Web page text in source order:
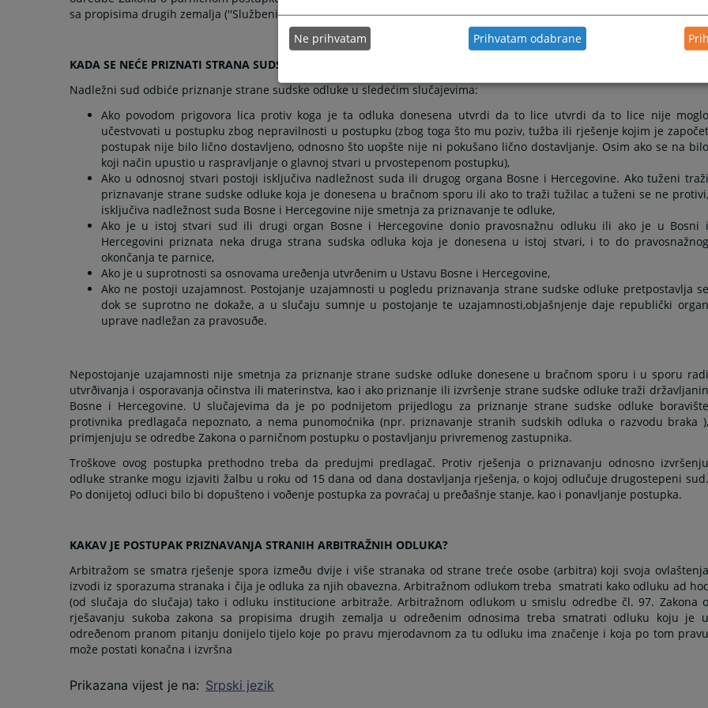
sa propisima drugih zemalja (''Službeni list SFRJ'' broj 43/82, 72/82)
KADA SE NEĆE PRIZNATI STRANA SUDSKA ODLUKA?
Nadležni sud odbiće priznanje strane sudske odluke u sledećim slučajevima:
Ako povodom prigovora lica protiv koga je ta odluka donesena utvrdi da to lice utvrdi da to lice nije moglo
učestvovati u postupku zbog nepravilnosti u postupku (zbog toga što mu poziv, tužba ili rješenje kojim je započet
postupak nije bilo lično dostavljeno, odnosno što uopšte nije ni pokušano lično dostavljanje. Osim ako se na bilo
koji način upustio u raspravljanje o glavnoj stvari u prvostepenom postupku),
Ako u odnosnoj stvari postoji isključiva nadležnost suda ili drugog organa Bosne i Hercegovine. Ako tuženi traži
priznavanje strane sudske odluke koja je donesena u bračnom sporu ili ako to traži tužilac a tuženi se ne protivi,
isključiva nadležnost suda Bosne i Hercegovine nije smetnja za priznavanje te odluke,
Ako je u istoj stvari sud ili drugi organ Bosne i Hercegovine donio pravosnažnu odluku ili ako je u Bosni i
Hercegovini priznata neka druga strana sudska odluka koja je donesena u istoj stvari, i to do pravosnažnog
okončanja te parnice,
Ako je u suprotnosti sa osnovama ureðenja utvrðenim u Ustavu Bosne i Hercegovine,
Ako ne postoji uzajamnost. Postojanje uzajamnosti u pogledu priznavanja strane sudske odluke pretpostavlja se
dok se suprotno ne dokaže, a u slučaju sumnje u postojanje te uzajamnosti,objašnjenje daje republički organ
uprave nadležan za pravosuðe.
Nepostojanje uzajamnosti nije smetnja za priznanje strane sudske odluke donesene u bračnom sporu i u sporu radi
utvrðivanja i osporavanja očinstva ili materinstva, kao i ako priznanje ili izvršenje strane sudske odluke traži državljanin
Bosne i Hercegovine. U slučajevima da je po podnijetom prijedlogu za priznanje strane sudske odluke boravište
protivnika predlagača nepoznato, a nema punomoćnika (npr. priznavanje stranih sudskih odluka o razvodu braka ),
primjenjuju se odredbe Zakona o parničnom postupku o postavljanju privremenog zastupnika.
Troškove ovog postupka prethodno treba da predujmi predlagač. Protiv rješenja o priznavanju odnosno izvršenju
odluke stranke mogu izjaviti žalbu u roku od 15 dana od dana dostavljanja rješenja, o kojoj odlučuje drugostepeni sud.
Po donijetoj odluci bilo bi dopušteno i voðenje postupka za povraćaj u preðašnje stanje, kao i ponavljanje postupka.
KAKAV JE POSTUPAK PRIZNAVANJA STRANIH ARBITRAŽNIH ODLUKA?
Arbitražom se smatra rješenje spora izmeðu dvije i više stranaka od strane treće osobe (arbitra) koji svoja ovlaštenja
izvodi iz sporazuma stranaka i čija je odluka za njih obavezna. Arbitražnom odlukom treba smatrati kako odluku ad hoc
(od slučaja do slučaja) tako i odluku institucione arbitraže. Arbitražnom odlukom u smislu odredbe čl. 97. Zakona o
rješavanju sukoba zakona sa propisima drugih zemalja u odreðenim odnosima treba smatrati odluku koju je u
odreðenom pranom pitanju donijelo tijelo koje po pravu mjerodavnom za tu odluku ima značenje i koja po tom pravu
može postati konačna i izvršna
Prikazana vijest je na: Srpski jezik
Ne prihvatam Prihvatam odabrane